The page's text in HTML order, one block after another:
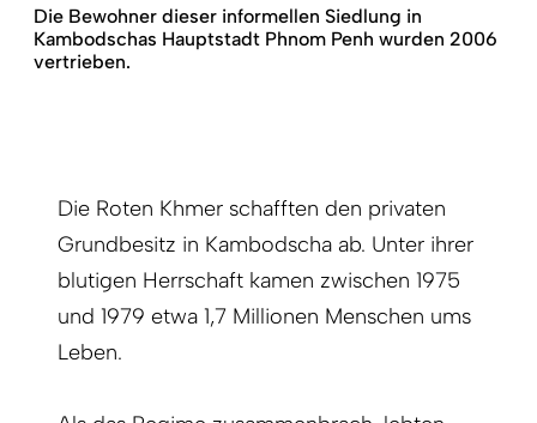
Die Bewohner dieser informellen Siedlung in
Kambodschas Hauptstadt Phnom Penh wurden 2006
vertrieben.
Die Roten Khmer schafften den privaten
Grundbesitz in Kambodscha ab. Unter ihrer
blutigen Herrschaft kamen zwischen 1975
und 1979 etwa 1,7 Millionen Menschen ums
Leben.